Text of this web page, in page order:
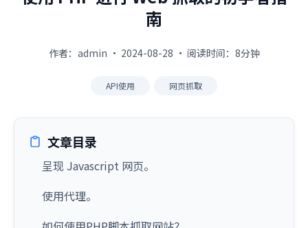
南
作者：admin · 2024-08-28 · 阅读时间：8分钟
API使用 网页抓取
文章目录
呈现 Javascript 网页。
使用代理。